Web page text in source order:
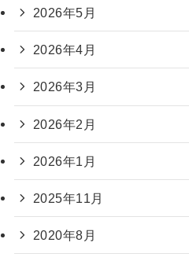
2026年5月
2026年4月
2026年3月
2026年2月
2026年1月
2025年11月
2020年8月